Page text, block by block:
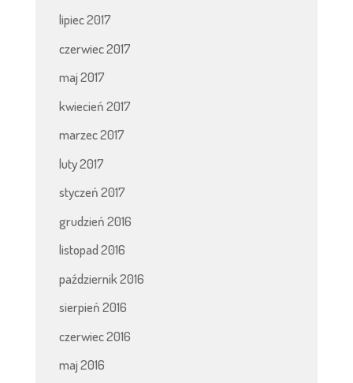
lipiec 2017
czerwiec 2017
maj 2017
kwiecień 2017
marzec 2017
luty 2017
styczeń 2017
grudzień 2016
listopad 2016
październik 2016
sierpień 2016
czerwiec 2016
maj 2016